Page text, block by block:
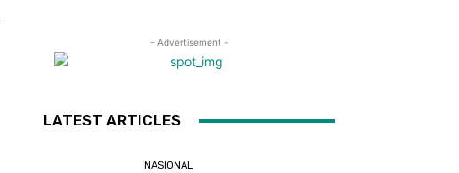
- Advertisement -
LATEST ARTICLES
NASIONAL